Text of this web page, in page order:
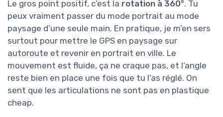
Le gros point positif, c’est la rotation à 360°. Tu
peux vraiment passer du mode portrait au mode
paysage d’une seule main. En pratique, je m’en sers
surtout pour mettre le GPS en paysage sur
autoroute et revenir en portrait en ville. Le
mouvement est fluide, ça ne craque pas, et l’angle
reste bien en place une fois que tu l’as réglé. On
sent que les articulations ne sont pas en plastique
cheap.